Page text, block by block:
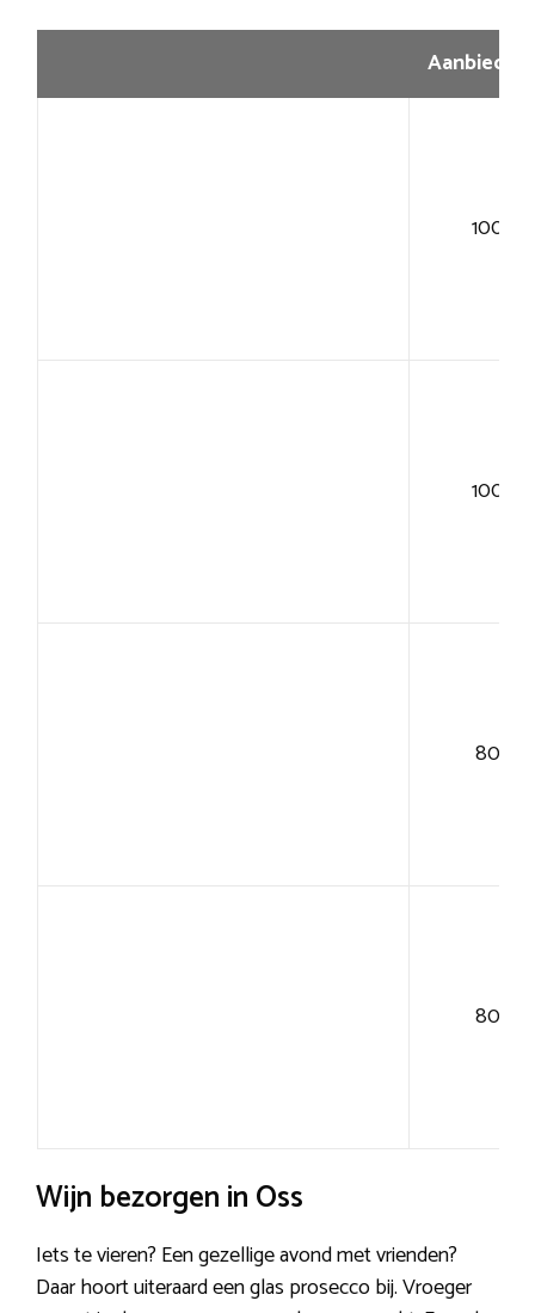
100+
100+
80+
80+
Wijn bezorgen in Oss
Iets te vieren? Een gezellige avond met vrienden?
Daar hoort uiteraard een glas prosecco bij. Vroeger